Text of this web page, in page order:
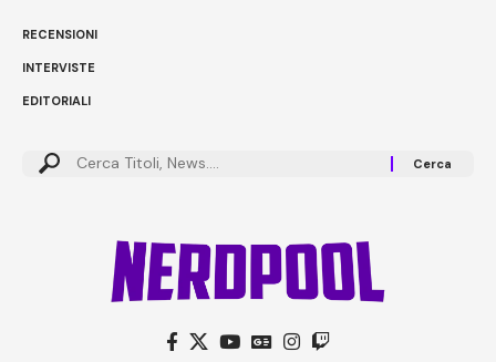
RECENSIONI
INTERVISTE
EDITORIALI
Cerca: